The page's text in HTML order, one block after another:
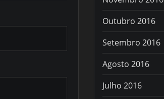
Outubro 2016
Setembro 2016
Agosto 2016
Julho 2016